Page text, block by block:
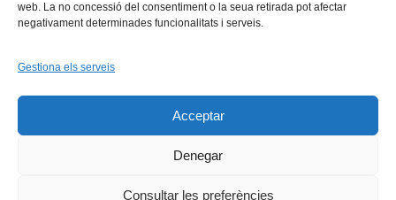
web. La no concessió del consentiment o la seua retirada pot afectar
negativament determinades funcionalitats i serveis.
Gestiona els serveis
Acceptar
Denegar
Consultar les preferències
Instagram
Flickr
INICI QUI SOM
PROGRAMES
DESENVOLUPAMENT SOSTENIBLE
AVÍS LEGAL
Copyright © 2026 - Xarxa Vives d'Universitats